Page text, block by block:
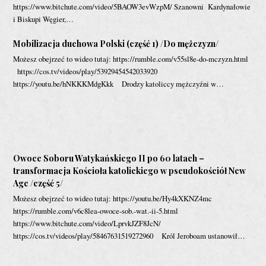
https://www.bitchute.com/video/5BAOW3evWzpM/ Szanowni Kardynałowie
i Biskupi Węgier,…
Mobilizacja duchowa Polski (część 1) /Do mężczyzn/
Możesz obejrzeć to wideo tutaj: https://rumble.com/v55sl8e-do-mczyzn.html
https://cos.tv/videos/play/53929454542033920
https://youtu.be/hNKKKMdgKkk Drodzy katoliccy mężczyźni w…
Owoce Soboru Watykańskiego II po 60 latach –
transformacja Kościoła katolickiego w pseudokościół New
Age /сzęść 5/
Możesz obejrzeć to wideo tutaj: https://youtu.be/Hy4kXKNZ4mc
https://rumble.com/v6c8lea-owoce-sob.-wat.-ii-5.html
https://www.bitchute.com/video/LprvkJZF8JcN/
https://cos.tv/videos/play/58467631519272960 Król Jeroboam ustanowił…